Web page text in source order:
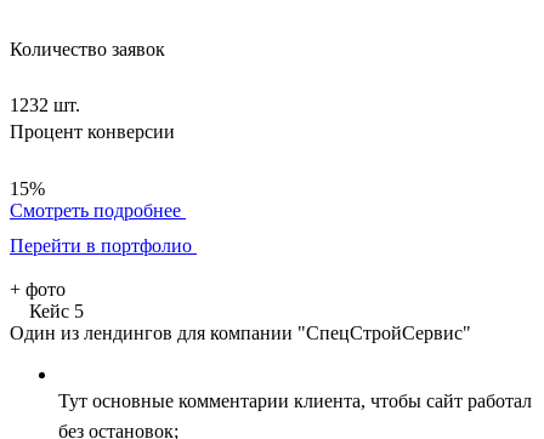
Количество заявок
1232 шт.
Процент конверсии
15%
Смотреть подробнее
Перейти в портфолио
+ фото
Кейс 5
Один из лендингов для компании "СпецСтройСервис"
Тут основные комментарии клиента, чтобы сайт работал
без остановок;